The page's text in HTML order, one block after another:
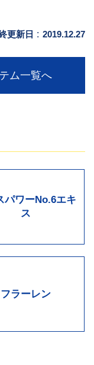
更新日 : 2019.12.27
ム一覧へ
パワーNo.6エキ
ス
フラーレン